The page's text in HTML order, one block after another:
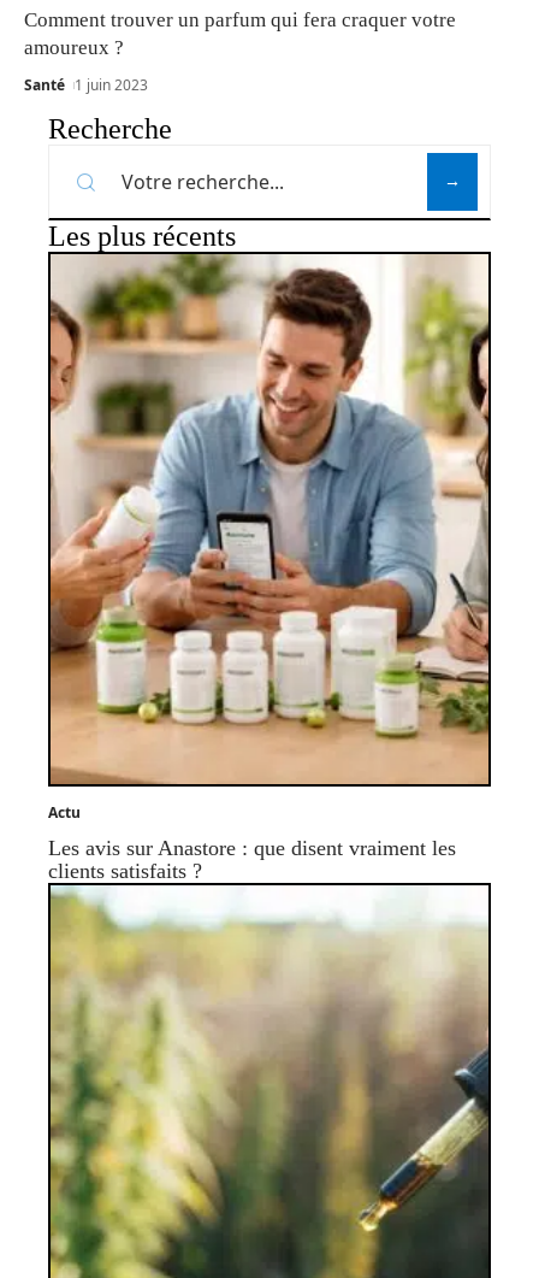
Comment trouver un parfum qui fera craquer votre
amoureux ?
Santé 1 juin 2023
Recherche
Les plus récents
Actu
Les avis sur Anastore : que disent vraiment les
clients satisfaits ?